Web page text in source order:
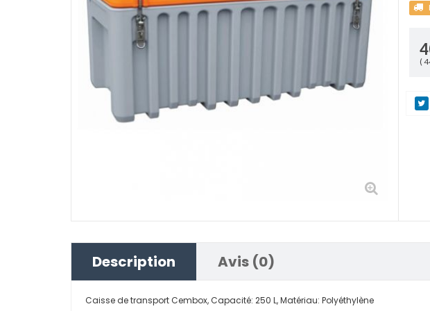
(
Description Avis (0)
Caisse de transport Cembox, Capacité: 250 L, Matériau: Polyéthylène